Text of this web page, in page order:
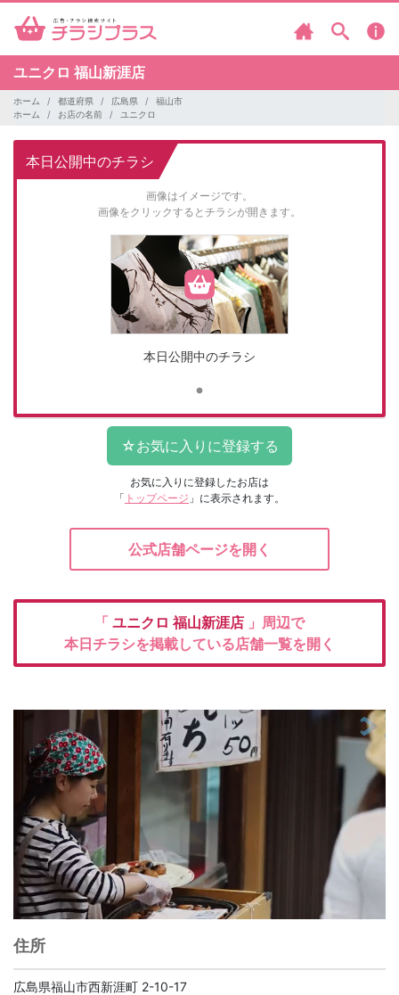
ユニクロ 福山新涯店
ホーム 都道府県 広島県
福山市
ホーム
お店の名前 ユニクロ
本日公開中のチラシ
画像はイメージです。
画像をクリックするとチラシが開きます。
本日公開中のチラシ
お気に入りに登録したお店は
「 トップページ 」に表示されます。
公式店舗ページを開く
「 ユニクロ 福山新涯店 」周辺で
本日チラシを掲載している店舗一覧を開く
住所
広島県福山市西新涯町 2-10-17